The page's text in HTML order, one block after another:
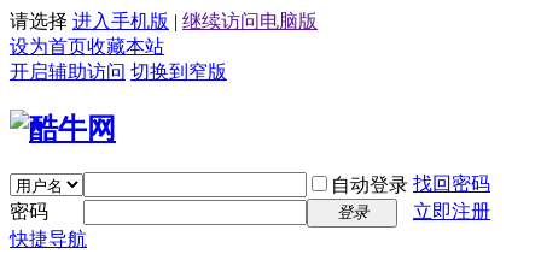
请选择 进入手机版 | 继续访问电脑版
设为首页收藏本站
开启辅助访问 切换到窄版
自动登录 找回密码
密码
登录
立即注册
快捷导航